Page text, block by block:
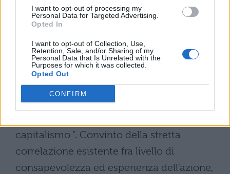
I want to opt-out of processing my
Personal Data for Targeted Advertising.
Opted In
I want to opt-out of Collection, Use,
Retention, Sale, and/or Sharing of my
Personal Data that Is Unrelated with the
Purposes for which it was collected.
Opted Out
CONFIRM
proletariato ò [â¦] al tempo stesso il
prodotto della crisi permanente del
compimento quelle tendenze che
spingono il capitalismo verso la fine [â¦].
Esso agisce in quanto conosce la propria
situazione. E conosce la propria situazione
capitalismo “. Convinto della stretta
correlazione esistente fra livello di
consapevolezza ed esperienza dell’azione,